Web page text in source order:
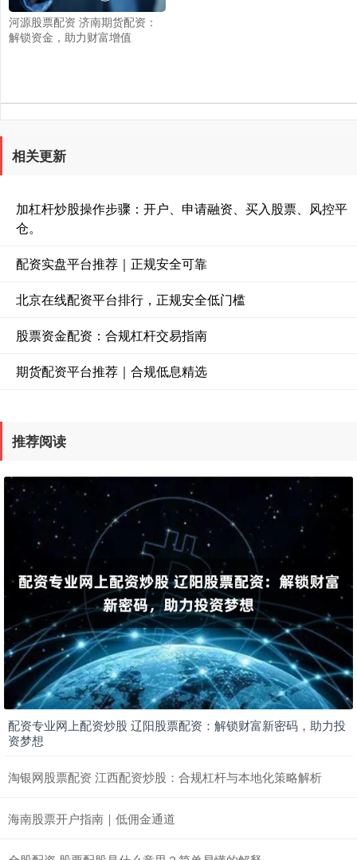
河源股票配资 济南期货配资：
解锁资金，助力财富增值
相关更新
加杠杆炒股操作步骤：开户、申请融资、买入股票、风控平
仓。
配资实盘平台推荐｜正规安全可靠
北京在线配资平台排行，正规安全低门槛
股票资金配资：合规杠杆交易指南
期货配资平台推荐｜合规低息精选
推荐阅读
配资专业网上配资炒股 辽阳股票配资：解锁财富新密码，助力投
资梦想
淘银网股票配资 江西配资炒股：合规杠杆与本地化策略解析
海南股票开户指南｜低佣金通道